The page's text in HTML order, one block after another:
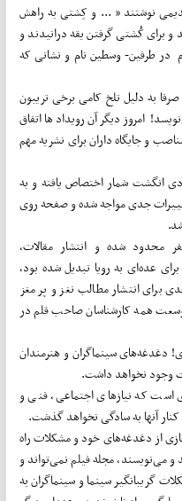
نوشتند « ... و ‌کِشتی به راهش
برای کُشتی گرفتن یقه درانیدند و
طرفین‌- وسطین نام و نشانی که
به دلیل تلخ کامی برخی تریبون
امروز دیگر آن رویداد ها اتفاق
و جایگاه داران برای نشریه مهم
انگشت شمار اختصاص یافته و به
تغییرات جدی مواجه شده و صفحه روی
محدود شده و انتشار مقالات،
عده‌ای به رویا تبدیل شده بود،
برای انتشار مطالب نغز و پر مغز
وسعت همه کارشناسان صاحب قلم در
دغدغه‌های سینماگران و هنرمندان
وجود نخواهد داشت.
که نیازهای اجتماعی، فنی و
آنها به سادگی نخواهد گذشت.
از دغدغه‌های خود و مشکلات راه
می‌نویسند، مجله فیلم نمی‌تواند و
گریبانگیر سینما و سینماگران به